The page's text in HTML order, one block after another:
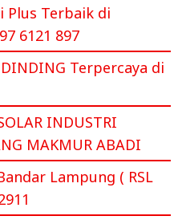
Plus Terbaik di
6121 897
Terpercaya di
INDUSTRI
MAKMUR ABADI
Lampung ( RSL